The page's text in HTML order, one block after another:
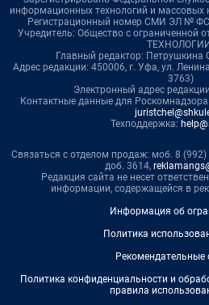
информационных технологий и
Регистрационный номер СМИ ЭЛ № ФС
Учредитель: Общество с ограниченной
Главный редактор: Петрушкина
Адрес редакции: 450006, г. Уфа, ул.
3763)
Электронный адрес
Контактные данные для Роскомнадзора
Техподдержка:
Связаться с отделом продаж: моб. 8 (992)
доб. 3614,
Редакция сайта не несет
информации, содержащейся в
Информация об
Политика
Рекомендательные
Политика конфиденциальности и
правила